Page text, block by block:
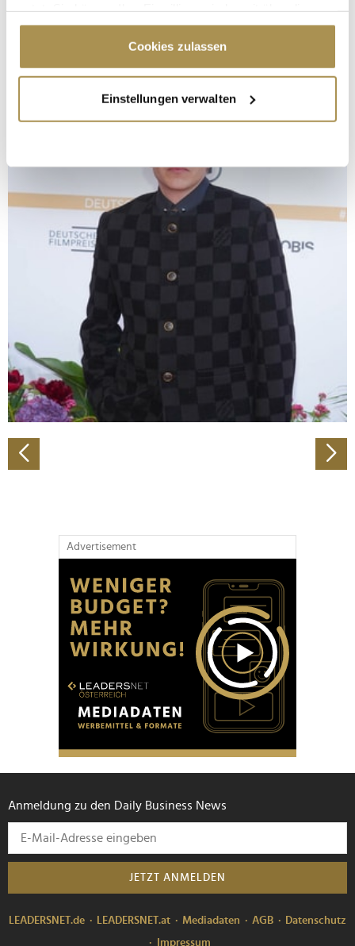
Cookie-Erklärung oder durch Klicken auf das Privacy
Trigger Symbol ändern oder widerrufen
Informationen über Ihre geografische Lage
erfassen, welche bis auf einige Meter genau sein
bestimmten Merkmalen (Fingerprinting) identifizieren
Erfahren Sie mehr darüber, wie Ihre persönlichen Daten
verarbeitet werden, und legen Sie Ihre Präferenzen im
Abschnitt Einzelheiten
Wir verwenden Cookies, um Inhalte und Anzeigen zu
personalisieren, Funktionen für soziale Medien anbieten
zu können und die Zugriffe auf unsere Website zu
analysieren. Außerdem geben wir Informationen zu Ihrer
Verwendung unserer Website an unsere Partner für
soziale Medien, Werbung und Analysen weiter. Unsere
Partner führen diese Informationen möglicherweise mit
weiteren Daten zusammen, die Sie ihnen bereitgestellt
gesammelt haben.
Cookies zulassen
Einstellungen verwalten
Advertisement
Anmeldung zu den Daily Business News
JETZT ANMELDEN
LEADERSNET.de LEADERSNET.at Mediadaten AGB
Datenschutz
Impressum